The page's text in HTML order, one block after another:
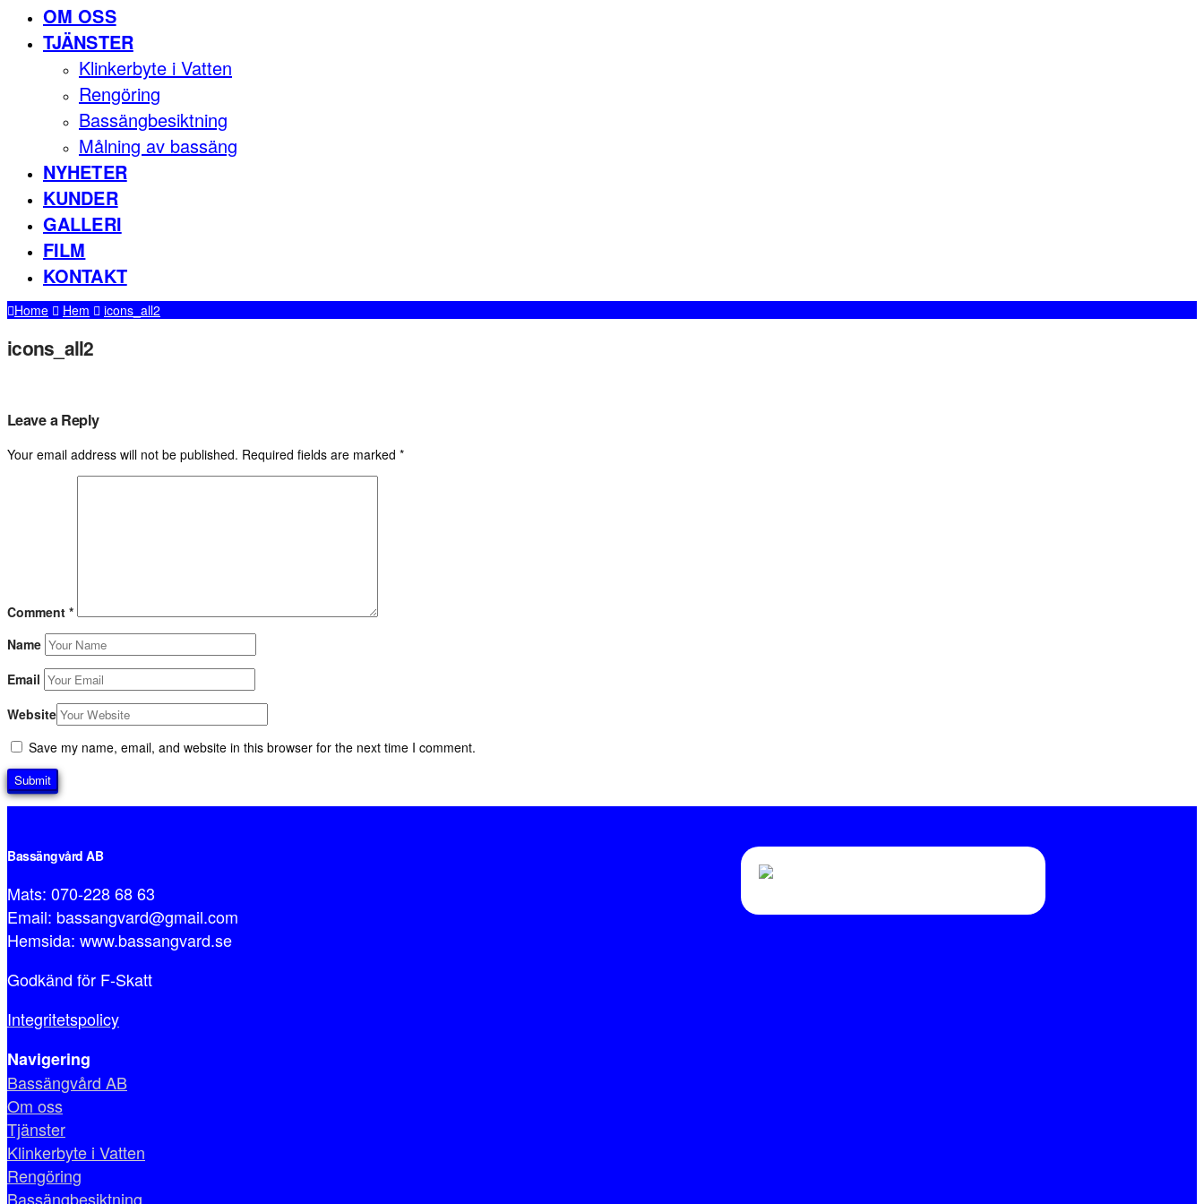
OM OSS
TJÄNSTER
Klinkerbyte i Vatten
Rengöring
Bassängbesiktning
Målning av bassäng
NYHETER
KUNDER
GALLERI
FILM
KONTAKT
Home Hem icons_all2
icons_all2
Leave a Reply
Your email address will not be published. Required fields are marked *
Comment *
Name
Email
Website
Save my name, email, and website in this browser for the next time I comment.
Bassängvård AB
Mats: 070-228 68 63
Email: bassangvard@gmail.com
Hemsida: www.bassangvard.se
Godkänd för F-Skatt
Integritetspolicy
Navigering
Bassängvård AB
Om oss
Tjänster
Klinkerbyte i Vatten
Rengöring
Bassängbesiktning